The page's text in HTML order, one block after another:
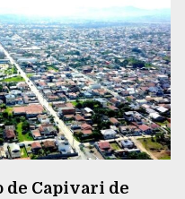
Capivari de